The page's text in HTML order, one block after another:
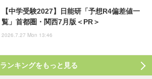
【中学受験2027】日能研「予想R4偏差値一
覧」首都圏・関西7月版＜PR＞
2026.7.27 Mon 13:46
ランキングをもっと見る